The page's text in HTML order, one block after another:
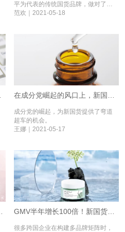
平为代表的传统国货品牌，做对了什
么？
范欢｜2021-05-18
成分党的崛起，为新国货提供了弯道
超车的机会。
王娜｜2021-05-17
很多跨国企业在构建多品牌矩阵时，